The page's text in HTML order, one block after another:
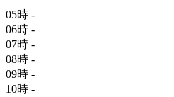
05時 -
06時 -
07時 -
08時 -
09時 -
10時 -